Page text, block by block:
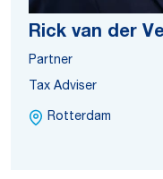
Rick van der
Partner
Tax Adviser
Rotterdam